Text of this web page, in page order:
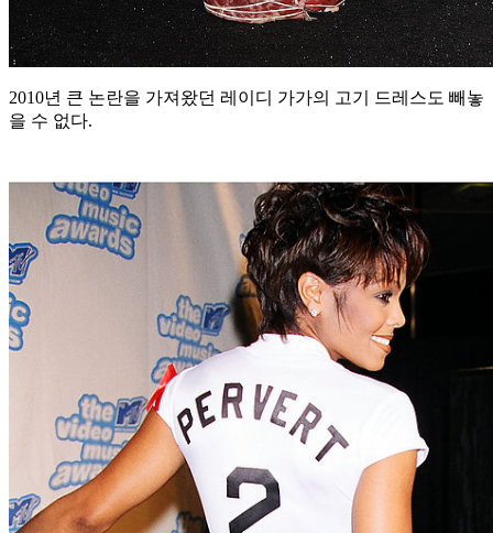
2010년 큰 논란을 가져왔던 레이디 가가의 고기 드레스도 빼놓
을 수 없다.